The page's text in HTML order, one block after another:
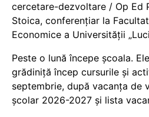
cercetare-dezvoltare / Op Ed
Stoica, conferențiar la
Economice a Universității
Peste o lună începe școala.
grădiniță încep cursurile și
septembrie, după vacanța de
școlar 2026-2027 și lista